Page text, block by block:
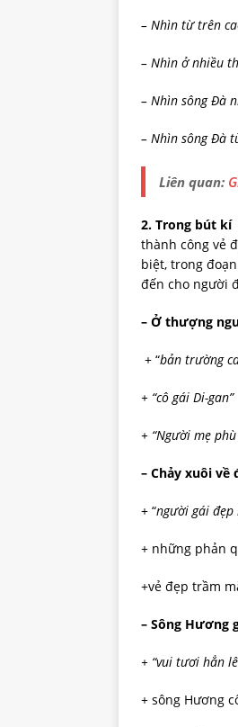
– Nhìn từ trên
– Nhìn ở nhiều
– Nhìn sông
– Nhìn sông Đà
Liên quan:
2. Trong bút kí
thành công vẻ
biệt, trong
đến cho người
– Ở thượng
+ “bản trường
+ “cô gái Di-gan”
+ “Người mẹ
– Chảy xuôi về
+ “người gái đẹp
+ những phản
+vẻ đẹp trầm
– Sông Hương
+ “vui tươi hẳn
+ sông Hương